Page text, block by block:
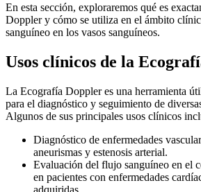
En esta sección, exploraremos qué es
Doppler y cómo se utiliza en el ámbito
sanguíneo en los vasos sanguíneos.
Usos clínicos de la
La Ecografía Doppler es una herramienta
para el diagnóstico y seguimiento de
Algunos de sus principales usos clínicos
Diagnóstico de enfermedades
aneurismas y estenosis arterial.
Evaluación del flujo sanguíneo en el
en pacientes con enfermedades
adquiridas.